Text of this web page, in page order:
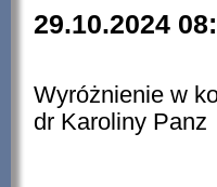
29.10.2024
Wyróżnienie w
dr Karoliny Panz